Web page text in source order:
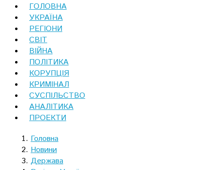
ГОЛОВНА
УКРАЇНА
РЕГІОНИ
СВІТ
ВІЙНА
ПОЛІТИКА
КОРУПЦІЯ
КРИМІНАЛ
СУСПІЛЬСТВО
АНАЛІТИКА
ПРОЕКТИ
Головна
Новини
Держава